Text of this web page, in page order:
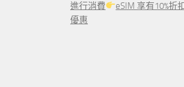
進行消費
eSIM 享有10%折
優惠